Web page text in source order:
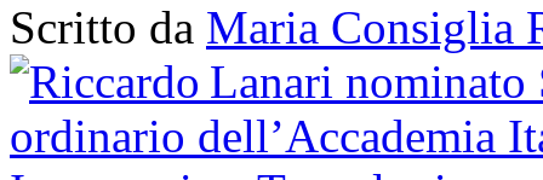
Scritto da Maria Consiglia